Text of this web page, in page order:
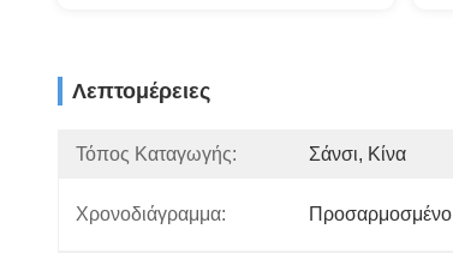
Λεπτομέρειες
Τόπος Καταγωγής: Σάνσι, Κίνα
Χρονοδιάγραμμα: Προσαρμοσμένο